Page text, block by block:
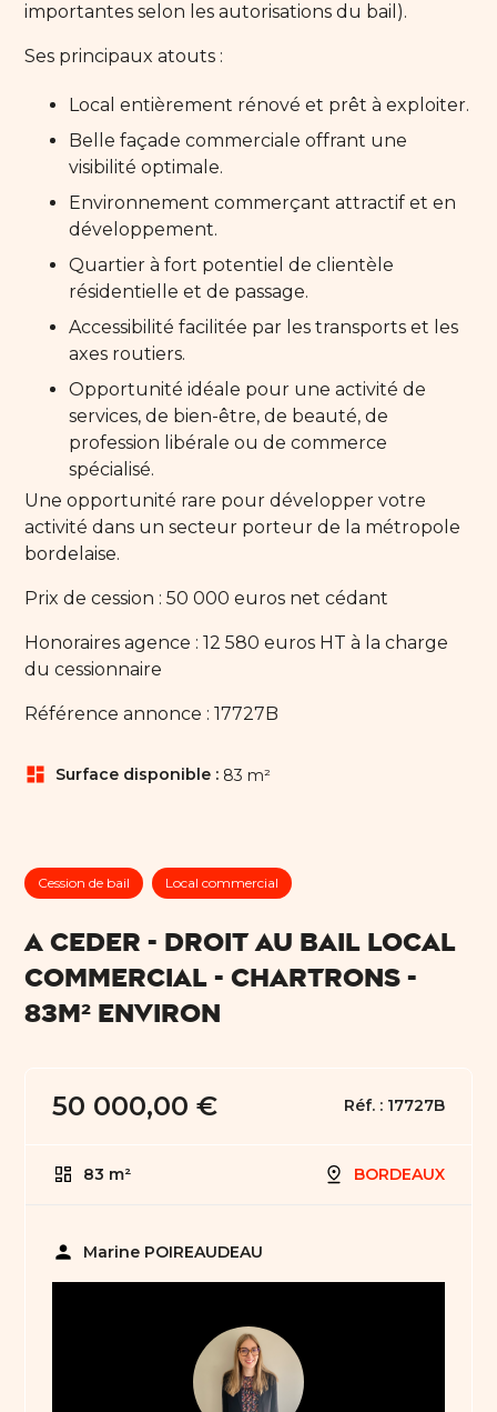
importantes selon les autorisations du bail).
Ses principaux atouts :
Local entièrement rénové et prêt à exploiter.
Belle façade commerciale offrant une
visibilité optimale.
Environnement commerçant attractif et en
développement.
Quartier à fort potentiel de clientèle
résidentielle et de passage.
Accessibilité facilitée par les transports et les
axes routiers.
Opportunité idéale pour une activité de
services, de bien-être, de beauté, de
profession libérale ou de commerce
spécialisé.
Une opportunité rare pour développer votre
activité dans un secteur porteur de la métropole
bordelaise.
Prix de cession : 50 000 euros net cédant
Honoraires agence : 12 580 euros HT à la charge
du cessionnaire
Référence annonce : 17727B
dashboard Surface disponible : 83 m²
Cession de bail Local commercial
A CEDER - DROIT AU BAIL LOCAL
COMMERCIAL - CHARTRONS -
83m² ENVIRON
50 000,00 € Réf. : 17727B
83 m² BORDEAUX
person Marine POIREAUDEAU